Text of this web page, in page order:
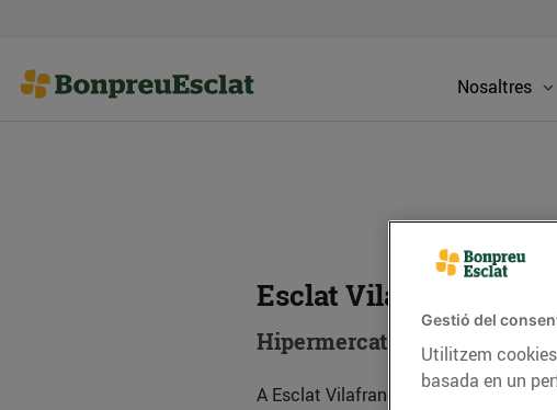
Nosaltres
Esclat Vilafranca P (Av
Hipermercat
A Esclat Vilafranca P (Av Tarrag)
Gestió del
Utilitzem
basada en un